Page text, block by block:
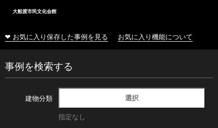
大船渡市民文化会館
❤ お気に入り保存した事例を見る お気に入り機能について
事例を検索する
建物分類 選択
指定なし